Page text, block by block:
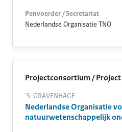
Penvoerder / Secretariat
Nederlandse Organisatie TNO
Projectconsortium /
'S-GRAVENHAGE
Nederlandse Organisatie
natuurwetenschappelijk